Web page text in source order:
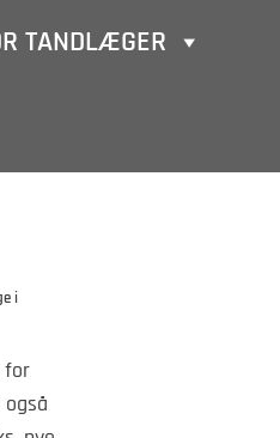
TANDLÆGER
i
for